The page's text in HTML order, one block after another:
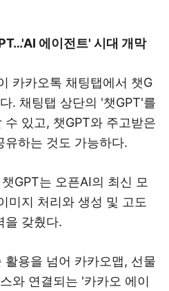
에이전트' 시대 개막
카카오톡 채팅탭에서 챗G
. 채팅탭 상단의 '챗GPT'를
있고, 챗GPT와 주고받은
유하는 것도 가능하다.
GPT는 오픈AI의 최신 모
미지 처리와 생성 및 고도
을 갖췄다.
활용을 넘어 카카오맵, 선물
와 연결되는 '카카오 에이